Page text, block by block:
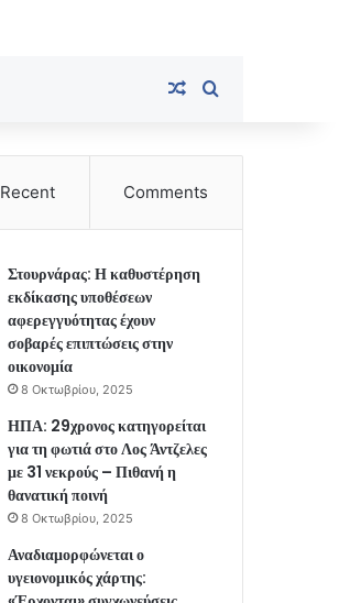
Random Article
Recent Comments
Στουρνάρας: Η καθυστέρηση
εκδίκασης υποθέσεων
αφερεγγυότητας έχουν
σοβαρές επιπτώσεις στην
οικονομία
8 Οκτωβρίου, 2025
ΗΠΑ: 29χρονος κατηγορείται
για τη φωτιά στο Λος Άντζελες
με 31 νεκρούς – Πιθανή η
θανατική ποινή
8 Οκτωβρίου, 2025
Αναδιαμορφώνεται ο
υγειονομικός χάρτης: